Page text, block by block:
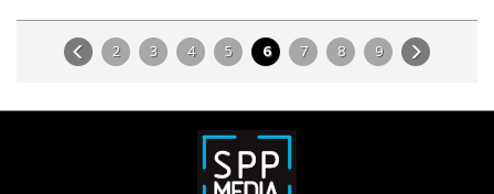
2 3 4 5 6 7 8 9